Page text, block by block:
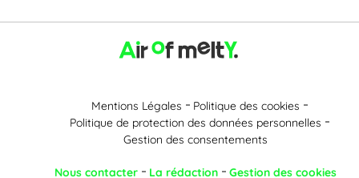
Mentions Légales
Politique des cookies
Politique de protection des données personnelles
Gestion des consentements
Nous contacter La rédaction Gestion des cookies